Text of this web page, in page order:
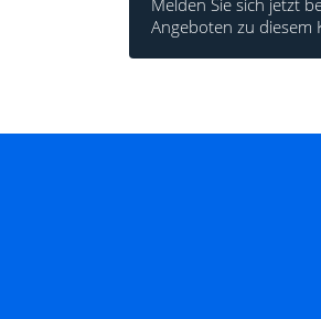
Melden Sie sich jetzt
Angeboten zu diesem